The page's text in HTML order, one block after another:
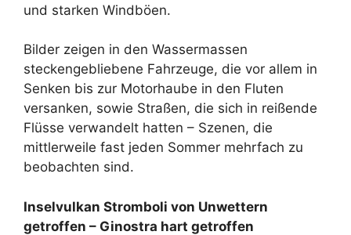
und starken Windböen.
Bilder zeigen in den Wassermassen
steckengebliebene Fahrzeuge, die vor allem in
Senken bis zur Motorhaube in den Fluten
versanken, sowie Straßen, die sich in reißende
Flüsse verwandelt hatten – Szenen, die
mittlerweile fast jeden Sommer mehrfach zu
beobachten sind.
Inselvulkan Stromboli von Unwettern
getroffen – Ginostra hart getroffen